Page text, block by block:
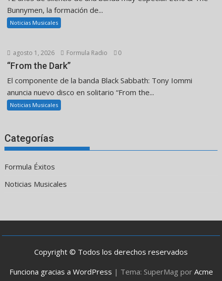
Bunnymen, la formación de...
Noticias Musicales
agosto 1, 2026 Formula Radio 0
“From the Dark”
El componente de la banda Black Sabbath: Tony Iommi
anuncia nuevo disco en solitario “From the...
Noticias Musicales
Categorías
Formula Éxitos
Noticias Musicales
Copyright © Todos los derechos reservados
Funciona gracias a WordPress | Tema: SuperMag por Acme